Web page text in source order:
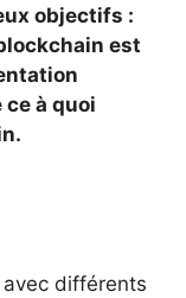
objectifs :
est
à quoi
différents